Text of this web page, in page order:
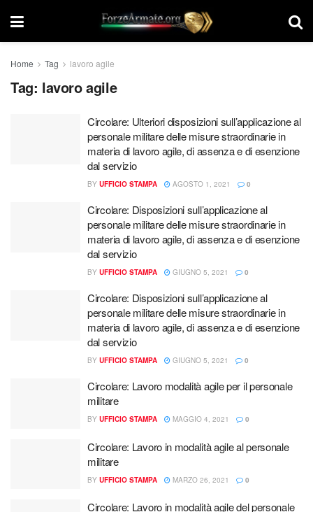
Home Tag lavoro agile
Tag: lavoro agile
Circolare: Ulteriori disposizioni sull’applicazione al
personale militare delle misure straordinarie in
materia di lavoro agile, di assenza e di esenzione
dal servizio
BY UFFICIO STAMPA AGOSTO 1, 2021 0
Circolare: Disposizioni sull’applicazione al
personale militare delle misure straordinarie in
materia di lavoro agile, di assenza e di esenzione
dal servizio
BY UFFICIO STAMPA GIUGNO 5, 2021 0
Circolare: Disposizioni sull’applicazione al
personale militare delle misure straordinarie in
materia di lavoro agile, di assenza e di esenzione
dal servizio
BY UFFICIO STAMPA GIUGNO 5, 2021 0
Circolare: Lavoro modalità agile per il personale
militare
BY UFFICIO STAMPA MAGGIO 4, 2021 0
Circolare: Lavoro in modalità agile al personale
militare
BY UFFICIO STAMPA MARZO 26, 2021 0
Circolare: Lavoro in modalità agile del personale